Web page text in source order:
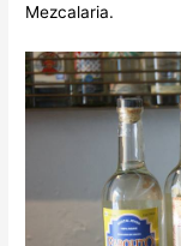
Mezcalaria.